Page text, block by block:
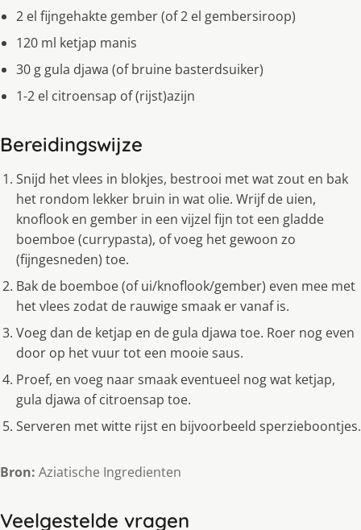
2 el fijngehakte gember (of 2 el gembersiroop)
120 ml ketjap manis
30 g gula djawa (of bruine basterdsuiker)
1-2 el citroensap of (rijst)azijn
Bereidingswijze
Snijd het vlees in blokjes, bestrooi met wat zout en bak
het rondom lekker bruin in wat olie. Wrijf de uien,
knoflook en gember in een vijzel fijn tot een gladde
boemboe (currypasta), of voeg het gewoon zo
(fijngesneden) toe.
Bak de boemboe (of ui/knoflook/gember) even mee met
het vlees zodat de rauwige smaak er vanaf is.
Voeg dan de ketjap en de gula djawa toe. Roer nog even
door op het vuur tot een mooie saus.
Proef, en voeg naar smaak eventueel nog wat ketjap,
gula djawa of citroensap toe.
Serveren met witte rijst en bijvoorbeeld sperzieboontjes.
Bron: Aziatische Ingredienten
Veelgestelde vragen